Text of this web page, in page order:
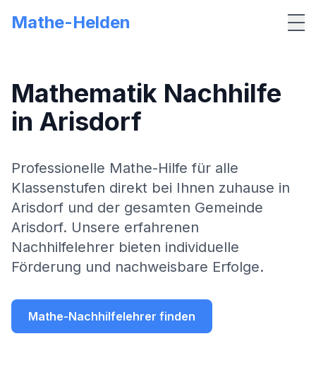
Mathe-Helden
Mathematik Nachhilfe
in Arisdorf
Professionelle Mathe-Hilfe für alle
Klassenstufen direkt bei Ihnen zuhause in
Arisdorf und der gesamten Gemeinde
Arisdorf. Unsere erfahrenen
Nachhilfelehrer bieten individuelle
Förderung und nachweisbare Erfolge.
Mathe-Nachhilfelehrer finden